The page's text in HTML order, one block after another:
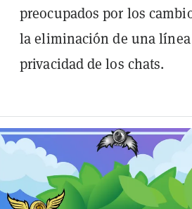
preocupados por los
la eliminación de una
privacidad de los chats.